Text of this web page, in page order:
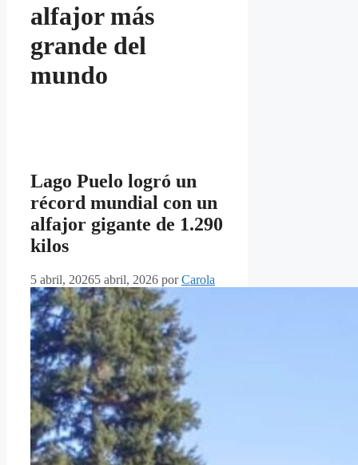
alfajor más
grande del
mundo
Lago Puelo logró un
récord mundial con un
alfajor gigante de 1.290
kilos
5 abril, 20265 abril, 2026 porCarola